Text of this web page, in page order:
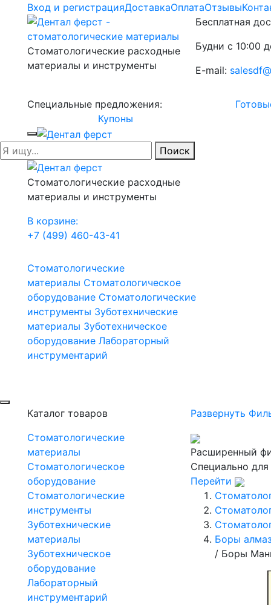
Вход и регистрацияДоставкаОплатаОтзывы
Стоматологические расходные
материалы и инструменты
Бесплатная
Будни с 10:00
E-mail:
Специальные предложения:
Купоны
Поиск
Стоматологические расходные
материалы и инструменты
В корзине:
+7 (499) 460-43-41
Стоматологические
материалы Стоматологическое
оборудование Стоматологические
инструменты Зуботехнические
материалы Зуботехническое
оборудование Лабораторный
инструментарий
Каталог товаров
Стоматологические
материалы
Стоматологическое
оборудование
Стоматологические
инструменты
Зуботехнические
материалы
Зуботехническое
оборудование
Лабораторный
инструментарий
Развернуть
Расширенный
Специально
Перейти
Боры
/ Боры